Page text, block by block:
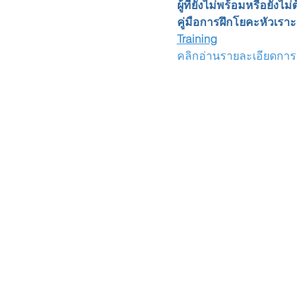
ผู้ที่ยังไม่พร้อมหรือยังไม่
คู่มือการฝึกโยคะหัวเรา
Training
คลิกอ่านรายละเอียดกา